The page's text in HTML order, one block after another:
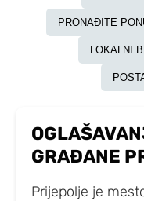
PRONAĐITE
LOKALNI
GRAĐANE
Prijepolje je